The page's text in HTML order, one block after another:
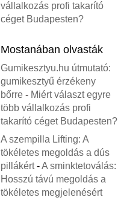
vállalkozás profi takarító
céget Budapesten?
Mostanában olvasták
Gumikesztyu.hu útmutató:
gumikesztyű érzékeny
bőrre - Miért választ egyre
több vállalkozás profi
takarító céget Budapesten?
A szempilla Lifting: A
tökéletes megoldás a dús
pillákért-A sminktetoválás:
Hosszú távú megoldás a
tökéletes megjelenésért